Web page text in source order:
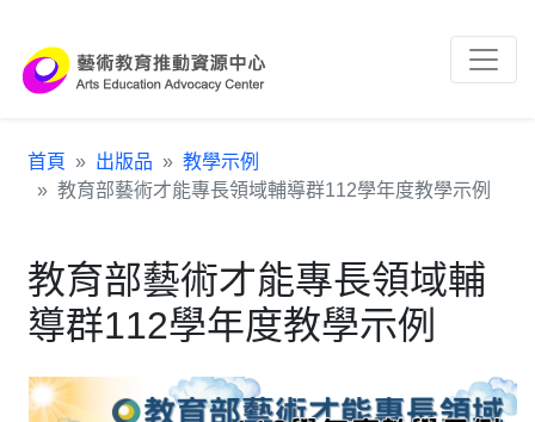
首頁 出版品
教學示例
教育部藝術才能專長領域輔導群112學年度教學示例
教育部藝術才能專長領域輔
導群112學年度教學示例